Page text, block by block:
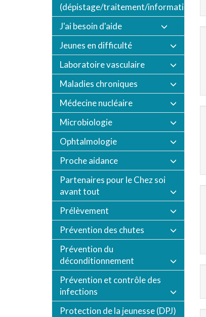
(dépistage/traitement/informations/
J'ai besoin d'aide
Jeunes en difficulté
Laboratoire vasculaire
Maladies chroniques
Médecine nucléaire
Microbiologie
Ophtalmologie
Proche aidance
Partenaires pour le Chez soi
avant tout
Prélèvement
Prévention des chutes
Prévention du
déconditionnement
Prévention et contrôle des
infections
Protection de la jeunesse (DPJ)